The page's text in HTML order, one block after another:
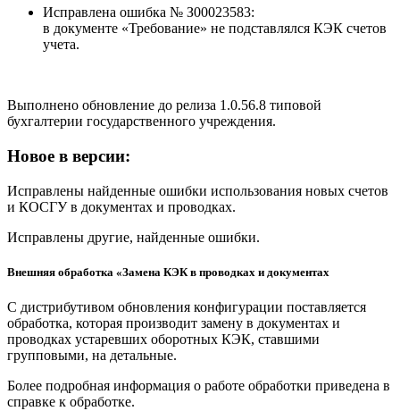
Исправлена ошибка № З00023583:
в документе «Требование» не подставлялся КЭК счетов
учета.
Выполнено обновление до релиза 1.0.56.8 типовой
бухгалтерии государственного учреждения.
Новое в версии:
Исправлены найденные ошибки использования новых счетов
и КОСГУ в документах и проводках.
Исправлены другие, найденные ошибки.
Внешняя обработка «Замена КЭК в проводках и документах
С дистрибутивом обновления конфигурации поставляется
обработка, которая производит замену в документах и
проводках устаревших оборотных КЭК, ставшими
групповыми, на детальные.
Более подробная информация о работе обработки приведена в
справке к обработке.